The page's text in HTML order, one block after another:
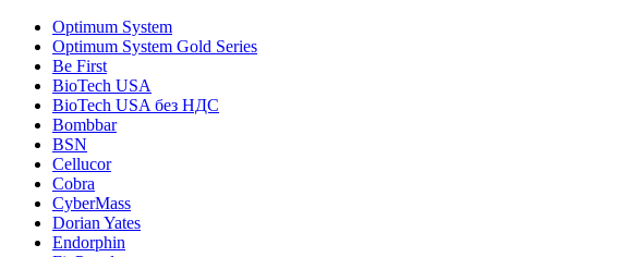
Optimum System
Optimum System Gold Series
Be First
BioTech USA
BioTech USA без НДС
Bombbar
BSN
Cellucor
Cobra
CyberMass
Dorian Yates
Endorphin